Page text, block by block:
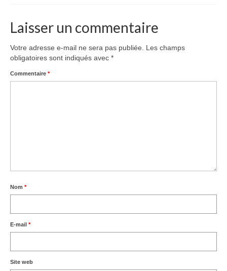
Laisser un commentaire
Votre adresse e-mail ne sera pas publiée.
Les champs
obligatoires sont indiqués avec *
Commentaire *
Nom *
E-mail *
Site web